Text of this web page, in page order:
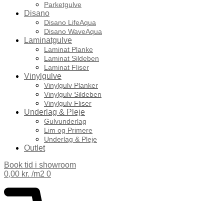
Parketgulve
Disano
Disano LifeAqua
Disano WaveAqua
Laminatgulve
Laminat Planke
Laminat Sildeben
Laminat Fliser
Vinylgulve
Vinylgulv Planker
Vinylgulv Sildeben
Vinylgulv Fliser
Underlag & Pleje
Gulvunderlag
Lim og Primere
Underlag & Pleje
Outlet
Book tid i showroom
0,00 kr. 0